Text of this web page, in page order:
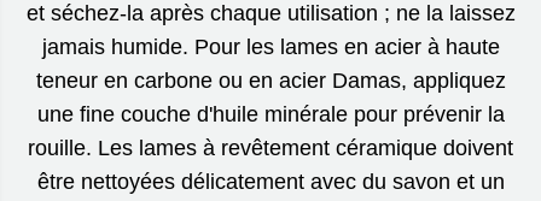
et séchez-la après chaque utilisation ; ne la laissez
jamais humide. Pour les lames en acier à haute
teneur en carbone ou en acier Damas, appliquez
une fine couche d'huile minérale pour prévenir la
rouille. Les lames à revêtement céramique doivent
être nettoyées délicatement avec du savon et un